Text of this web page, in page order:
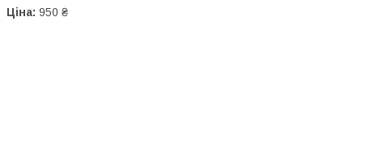
Ціна: 950 ₴